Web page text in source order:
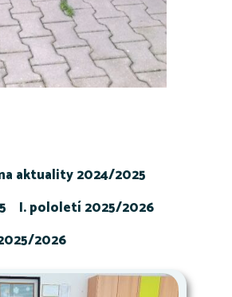
aktuality 2024/2025
I. pololetí 2025/2026
2026